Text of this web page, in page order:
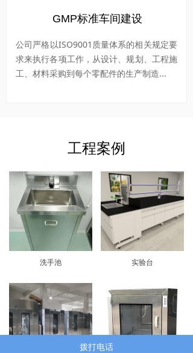
公司严格以ISO9001质量体系的相关规定要
求来执行各项工作，从设计、规划、工程施
工、材料采购到每个零配件的生产制造...
GMP标准车间建设
工程案例
洗手池 实验台
拨打电话